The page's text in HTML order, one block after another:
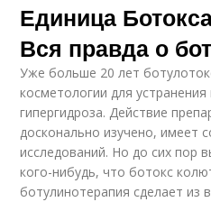
Единица
Вся правда о
Уже больше 20 лет
косметологии для
гипергидроза. Действие
досконально изучено, имеет
исследований. Но до сих пор
кого-нибудь, что ботокс
ботулинотерапия сделает из